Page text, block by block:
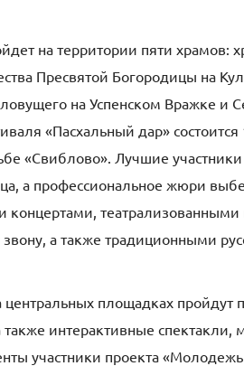
на территории пяти
Пресвятой Богородицы на
на Успенском Вражке и
«Пасхальный дар»
«Свиблово». Лучшие
а профессиональное жюри
театрализованными
а также традиционными
площадках пройдут
также интерактивные
участники проекта